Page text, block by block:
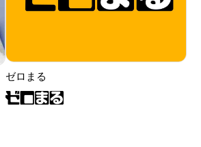
ゼロまる